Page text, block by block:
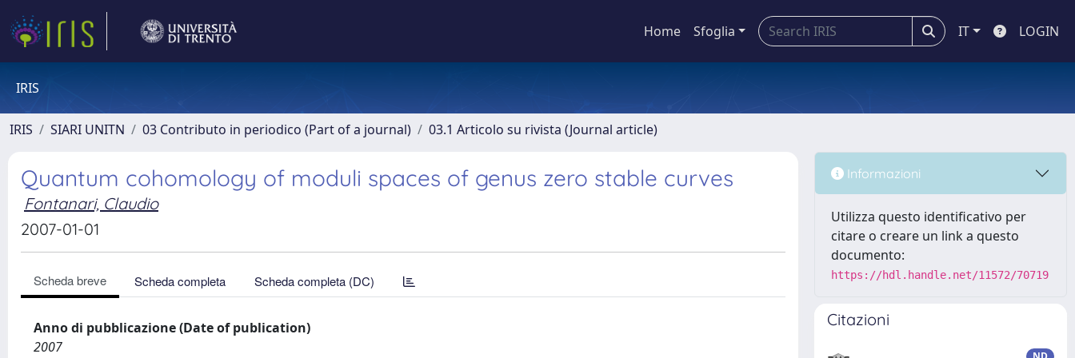
Home Sfoglia IT LOGIN
IRIS
IRIS SIARI UNITN 03 Contributo in periodico (Part of a journal) 03.1 Articolo su rivista (Journal article)
Quantum cohomology of moduli spaces of genus zero stable curves
Fontanari, Claudio
2007-01-01
Scheda breve Scheda completa Scheda completa (DC)
Anno di pubblicazione (Date of publication)
2007
Informazioni
Utilizza questo identificativo per
citare o creare un link a questo
documento:
https://hdl.handle.net/11572/70719
Citazioni